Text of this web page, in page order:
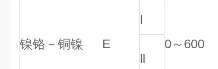
镍铬－铜镍 E
Ⅰ
0～600
Ⅱ